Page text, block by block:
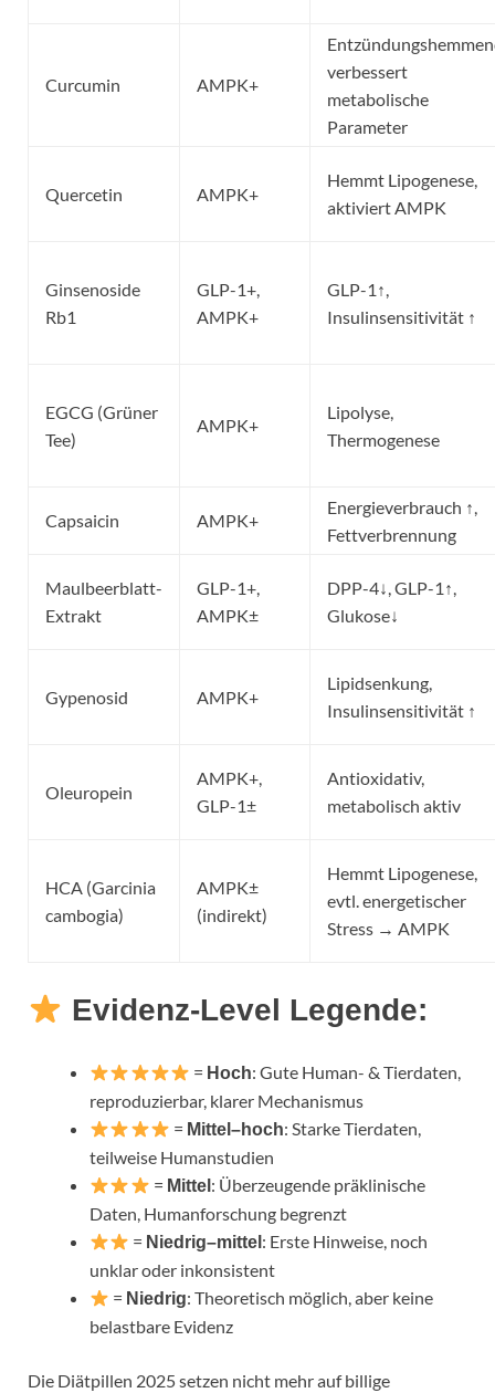
Curcumin AMPK+
verbessert
metabolische
Parameter
Quercetin AMPK+
Hemmt Lipogenese,
aktiviert AMPK
Ginsenoside
Rb1
GLP-1+,
AMPK+
GLP-1↑,
Insulinsensitivität ↑
EGCG (Grüner
Tee)
AMPK+
Lipolyse,
Thermogenese
Capsaicin AMPK+
Energieverbrauch ↑,
Fettverbrennung
Maulbeerblatt-
Extrakt
GLP-1+,
AMPK±
DPP-4↓, GLP-1↑,
Glukose↓
Gypenosid AMPK+
Lipidsenkung,
Insulinsensitivität ↑
Oleuropein
AMPK+,
GLP-1±
Antioxidativ,
metabolisch aktiv
HCA (Garcinia
cambogia)
AMPK±
(indirekt)
Hemmt Lipogenese,
evtl. energetischer
Stress → AMPK
Evidenz-Level Legende:
= Hoch: Gute Human- & Tierdaten,
reproduzierbar, klarer Mechanismus
= Mittel–hoch: Starke Tierdaten,
teilweise Humanstudien
= Mittel : Überzeugende präklinische
Daten, Humanforschung begrenzt
= Niedrig–mittel : Erste Hinweise, noch
unklar oder inkonsistent
= Niedrig: Theoretisch möglich, aber keine
belastbare Evidenz
Die Diätpillen 2025 setzen nicht mehr auf billige